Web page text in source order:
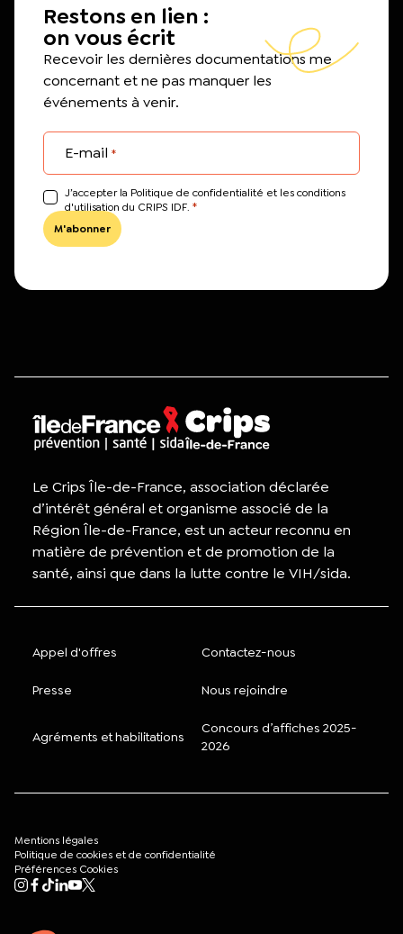
Restons en lien :
on vous écrit
Recevoir les dernières documentations me
concernant et ne pas manquer les
événements à venir.
E-mail *
J’accepter la Politique de confidentialité et les conditions
d'utilisation du CRIPS IDF. *
Le Crips Île-de-France, association déclarée
d’intérêt général et organisme associé de la
Région Île-de-France, est un acteur reconnu en
matière de prévention et de promotion de la
santé, ainsi que dans la lutte contre le VIH/sida.
Appel d'offres Contactez-nous
Presse Nous rejoindre
Agréments et habilitations
Concours d’affiches 2025-
2026
Mentions légales
Politique de cookies et de confidentialité
Préférences Cookies